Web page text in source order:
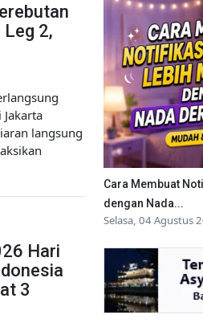
Leg 2,
langsung
Hari
3
Cara Membuat
dengan Nada...
Selasa, 04 Agustus